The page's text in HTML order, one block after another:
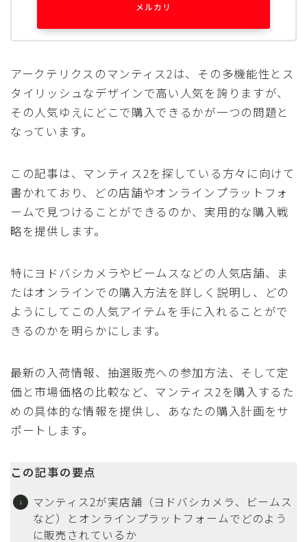
メルカリ
アークテリクスのマンティス2は、その多機能性とス
タイリッシュなデザインで高い人気を誇りますが、
その人気ゆえにどこで購入できるかが一つの問題と
なっています。
この記事は、マンティス2を探している方々に向けて
書かれており、どの店舗やオンラインプラットフォ
ームで見つけることができるのか、実用的な購入戦
略を提供します。
特にヨドバシカメラやビームスなどの人気店舗、ま
たはオンラインでの購入方法を詳しく説明し、どの
ようにしてこの人気アイテムを手に入れることがで
きるのかを明らかにします。
最新の入荷情報、抽選販売への参加方法、そして定
価と市場価格の比較など、マンティス2を購入するた
めの具体的な情報を提供し、あなたの購入計画をサ
ポートします。
この記事の要点
マンティス2が実店舗（ヨドバシカメラ、ビームス
など）とオンラインプラットフォームでどのよう
に販売されているか